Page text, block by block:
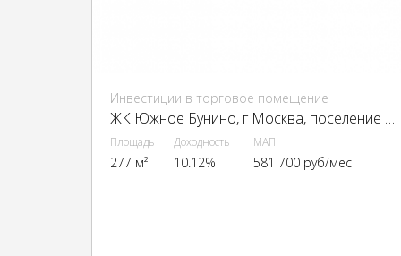
Инвестиции в торговое помещение
ЖК Южное Бунино, г Москва, поселение Сосенское, деревня Столбово к 8
Площадь
277 м²
Доходность
10.12%
МАП
581 700 руб/мес